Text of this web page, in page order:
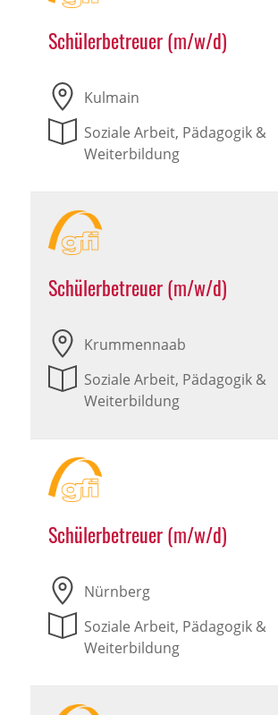
Schülerbetreuer (m/w/d)
Kulmain
Soziale Arbeit, Pädagogik &
Weiterbildung
Schülerbetreuer (m/w/d)
Krummennaab
Soziale Arbeit, Pädagogik &
Weiterbildung
Schülerbetreuer (m/w/d)
Nürnberg
Soziale Arbeit, Pädagogik &
Weiterbildung